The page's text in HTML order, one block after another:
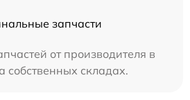
запчасти
от производителя в
собственных складах.